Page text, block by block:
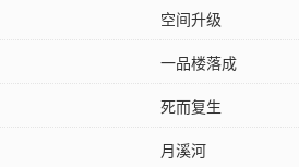
空间升级
一品楼落成
死而复生
月溪河